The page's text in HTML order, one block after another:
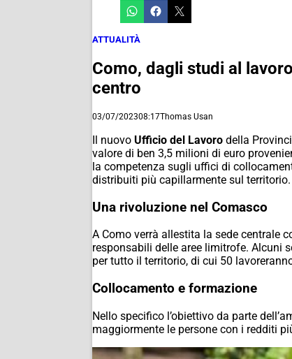
ATTUALITÀ
Como, dagli studi al
centro
03/07/202308:17Thomas Usan
Il nuovo Ufficio del Lavoro della
valore di ben 3,5 milioni di euro
la competenza sugli uffici di
distribuiti più capillarmente sul territorio.
Una rivoluzione nel Comasco
A Como verrà allestita la sede centrale
responsabili delle aree limitrofe. Alcuni
per tutto il territorio, di cui 50
Collocamento e formazione
Nello specifico l’obiettivo da parte
maggiormente le persone con i redditi